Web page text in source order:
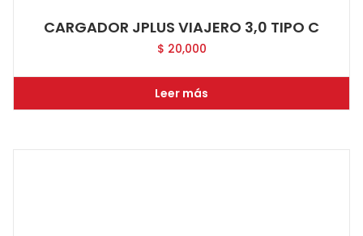
CARGADOR JPLUS VIAJERO 3,0 TIPO C
$ 20,000
Leer más